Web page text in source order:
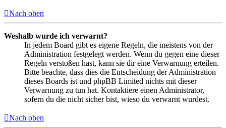
Nach oben
Weshalb wurde ich verwarnt?
In jedem Board gibt es eigene Regeln, die meistens von der
Administration festgelegt werden. Wenn du gegen eine dieser
Regeln verstoßen hast, kann sie dir eine Verwarnung erteilen.
Bitte beachte, dass dies die Entscheidung der Administration
dieses Boards ist und phpBB Limited nichts mit dieser
Verwarnung zu tun hat. Kontaktiere einen Administrator,
sofern du die nicht sicher bist, wieso du verwarnt wurdest.
Nach oben